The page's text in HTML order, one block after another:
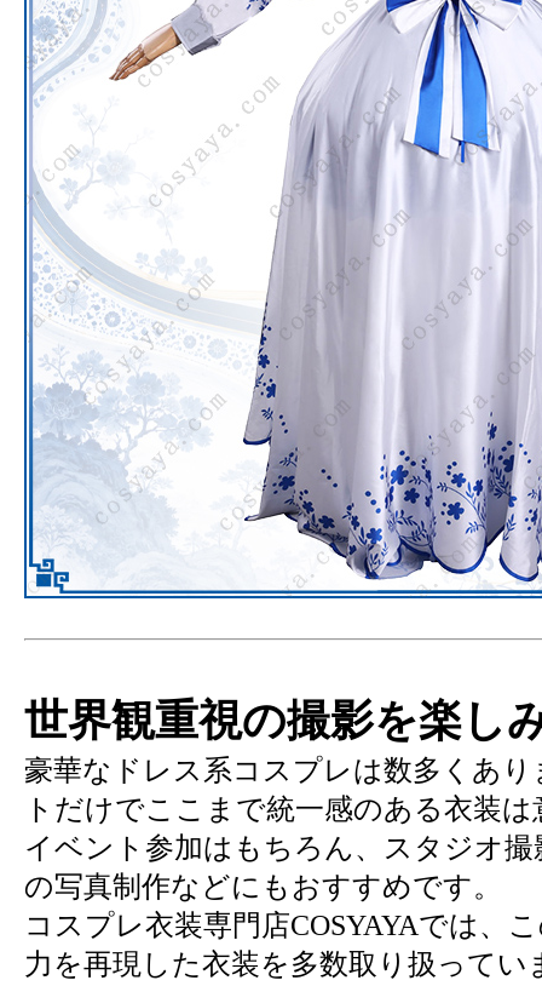
世界観重視の撮影を楽し
豪華なドレス系コスプレは数多くあ
トだけでここまで統一感のある衣装
イベント参加はもちろん、スタジオ撮
の写真制作などにもおすすめです。
コスプレ衣装専門店COSYAYAでは、
力を再現した衣装を多数取り扱ってい